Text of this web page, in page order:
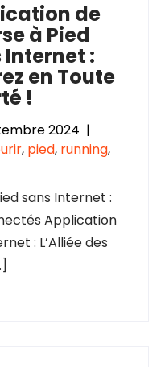
de
à Pied
Internet :
en Toute
!
2024 |
, pied, running,
sans Internet :
Application
: L’Alliée des